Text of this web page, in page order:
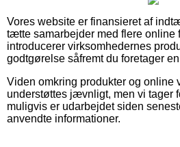
Vores website er finansieret af
tætte samarbejder med flere online
introducerer virksomhedernes
godtgørelse såfremt du foretager
Viden omkring produkter og online
understøttes jævnligt, men vi tager
muligvis er udarbejdet siden
anvendte informationer.